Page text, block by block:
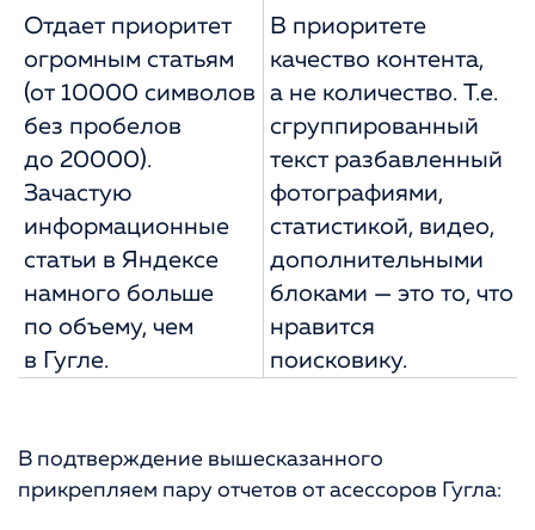
Отдает приоритет
огромным статьям
(от 10000 символов
без пробелов
до 20000).
Зачастую
информационные
статьи в Яндексе
намного больше
по объему, чем
в Гугле.
В приоритете
качество контента,
а не количество. Т.е.
сгруппированный
текст разбавленный
фотографиями,
статистикой, видео,
дополнительными
блоками — это то, что
нравится
поисковику.
В подтверждение вышесказанного
прикрепляем пару отчетов от асессоров Гугла: